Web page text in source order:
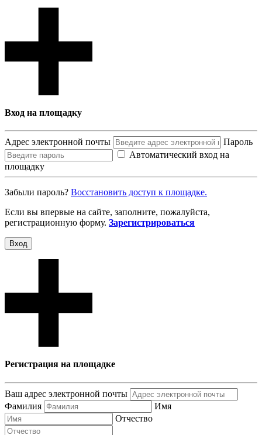
Вход на площадку
Адрес электронной почты
Пароль
Автоматический вход на
площадку
Забыли пароль? Восcтановить доступ к площадке.
Если вы впервые на сайте, заполните, пожалуйста,
регистрационную форму. Зарегистрироваться
Вход
Регистрация на площадке
Ваш адрес электронной почты
Фамилия
Имя
Отчество